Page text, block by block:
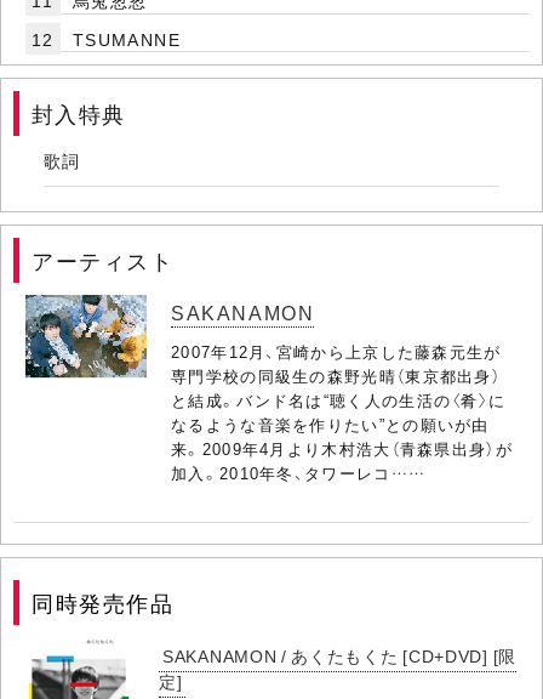
12
TSUMANNE
封入特典
歌詞
アーティスト
SAKANAMON
2007年12月、宮崎から上京した藤森元生が
専門学校の同級生の森野光晴（東京都出身）
と結成。バンド名は“聴く人の生活の〈肴〉に
なるような音楽を作りたい”との願いが由
来。2009年4月より木村浩大（青森県出身）が
加入。2010年冬、タワーレコ……
同時発売作品
SAKANAMON / あくたもくた [CD+DVD] [限
定]